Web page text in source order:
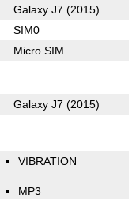
Galaxy J7 (2015)
SIM0
Micro SIM
Galaxy J7 (2015)
VIBRATION
MP3